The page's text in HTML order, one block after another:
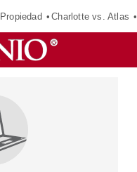
Propiedad Charlotte vs. Atlas